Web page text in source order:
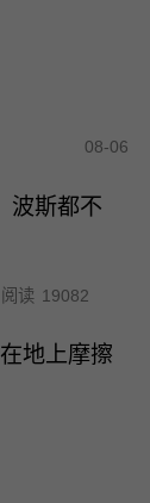
08-06
波斯都不
阅读 19082
地上摩擦